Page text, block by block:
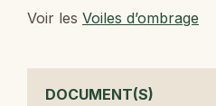
Voir les Voiles d’ombrage
DOCUMENT(S)